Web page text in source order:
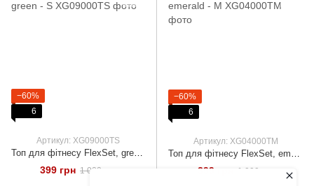
−60%
6
Артикул: XG09000TS
Топ для фітнесу FlexSet, green - S
399 грн 1 000 грн
−60%
6
Артикул: XG04000TM
Топ для фітнесу FlexSet, emerald - M
399 грн 1 000 грн